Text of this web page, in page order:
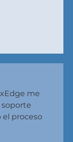
me
soporte
el proceso